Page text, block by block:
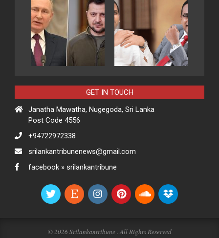
GET IN TOUCH
Janatha Mawatha, Nugegoda, Sri Lanka
Post Code 4556
+94722972338
srilankantribunenews@gmail.com
facebook » srilankantribune
© 2026 Srilankantribune . All Rights Reserved